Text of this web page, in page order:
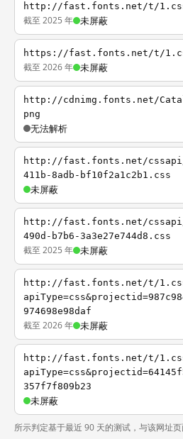
http://fast.fonts.net/t/
截至 2025 年 未屏蔽
https://fast.fonts.net/t/
截至 2026 年 未屏蔽
http://cdnimg.fonts.net/
png
无法解析
http://fast.fonts.net/cssapi/
411b-8adb-bf10f2a1c2b1.css
未屏蔽
http://fast.fonts.net/cssapi/
490d-b7b6-3a3e27e744d8.css
截至 2025 年 未屏蔽
http://fast.fonts.net/t/
974698e98daf
截至 2026 年 未屏蔽
http://fast.fonts.net/t/
357f7f809b23
未屏蔽
所示判定基于最近 90 天的测试，与该网址页